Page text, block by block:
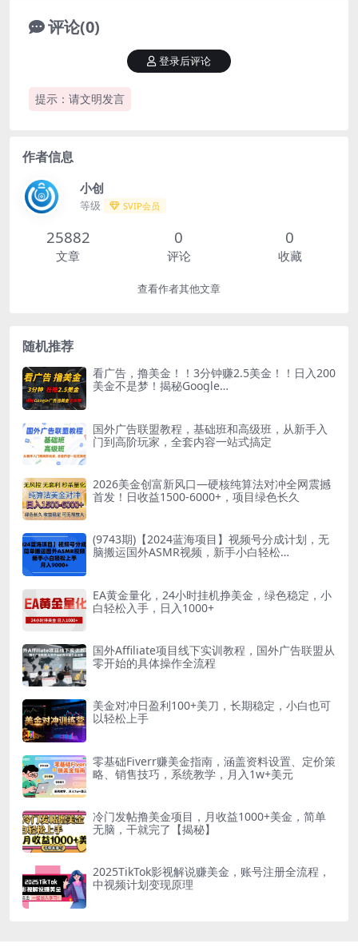
评论(0)
提示：请文明发言
登录后评论
作者信息
小创
等级 SVIP会员
25882
文章
0
评论
0
收藏
查看作者其他文章
随机推荐
看广告，撸美金！！3分钟赚2.5美金！！日入200
美金不是梦！揭秘Google…
国外广告联盟教程，基础班和高级班，从新手入
门到高阶玩家，全套内容一站式搞定
2026美金创富新风口—硬核纯算法对冲全网震撼
首发！日收益1500-6000+，项目绿色长久
(9743期)【2024蓝海项目】视频号分成计划，无
脑搬运国外ASMR视频，新手小白轻松…
EA黄金量化，24小时挂机挣美金，绿色稳定，小
白轻松入手，日入1000+
国外Affiliate项目线下实训教程，国外广告联盟从
零开始的具体操作全流程
美金对冲日盈利100+美刀，长期稳定，小白也可
以轻松上手
零基础Fiverr赚美金指南，涵盖资料设置、定价策
略、销售技巧，系统教学，月入1w+美元
冷门发帖撸美金项目，月收益1000+美金，简单
无脑，干就完了【揭秘】
2025TikTok影视解说赚美金，账号注册全流程，
中视频计划变现原理